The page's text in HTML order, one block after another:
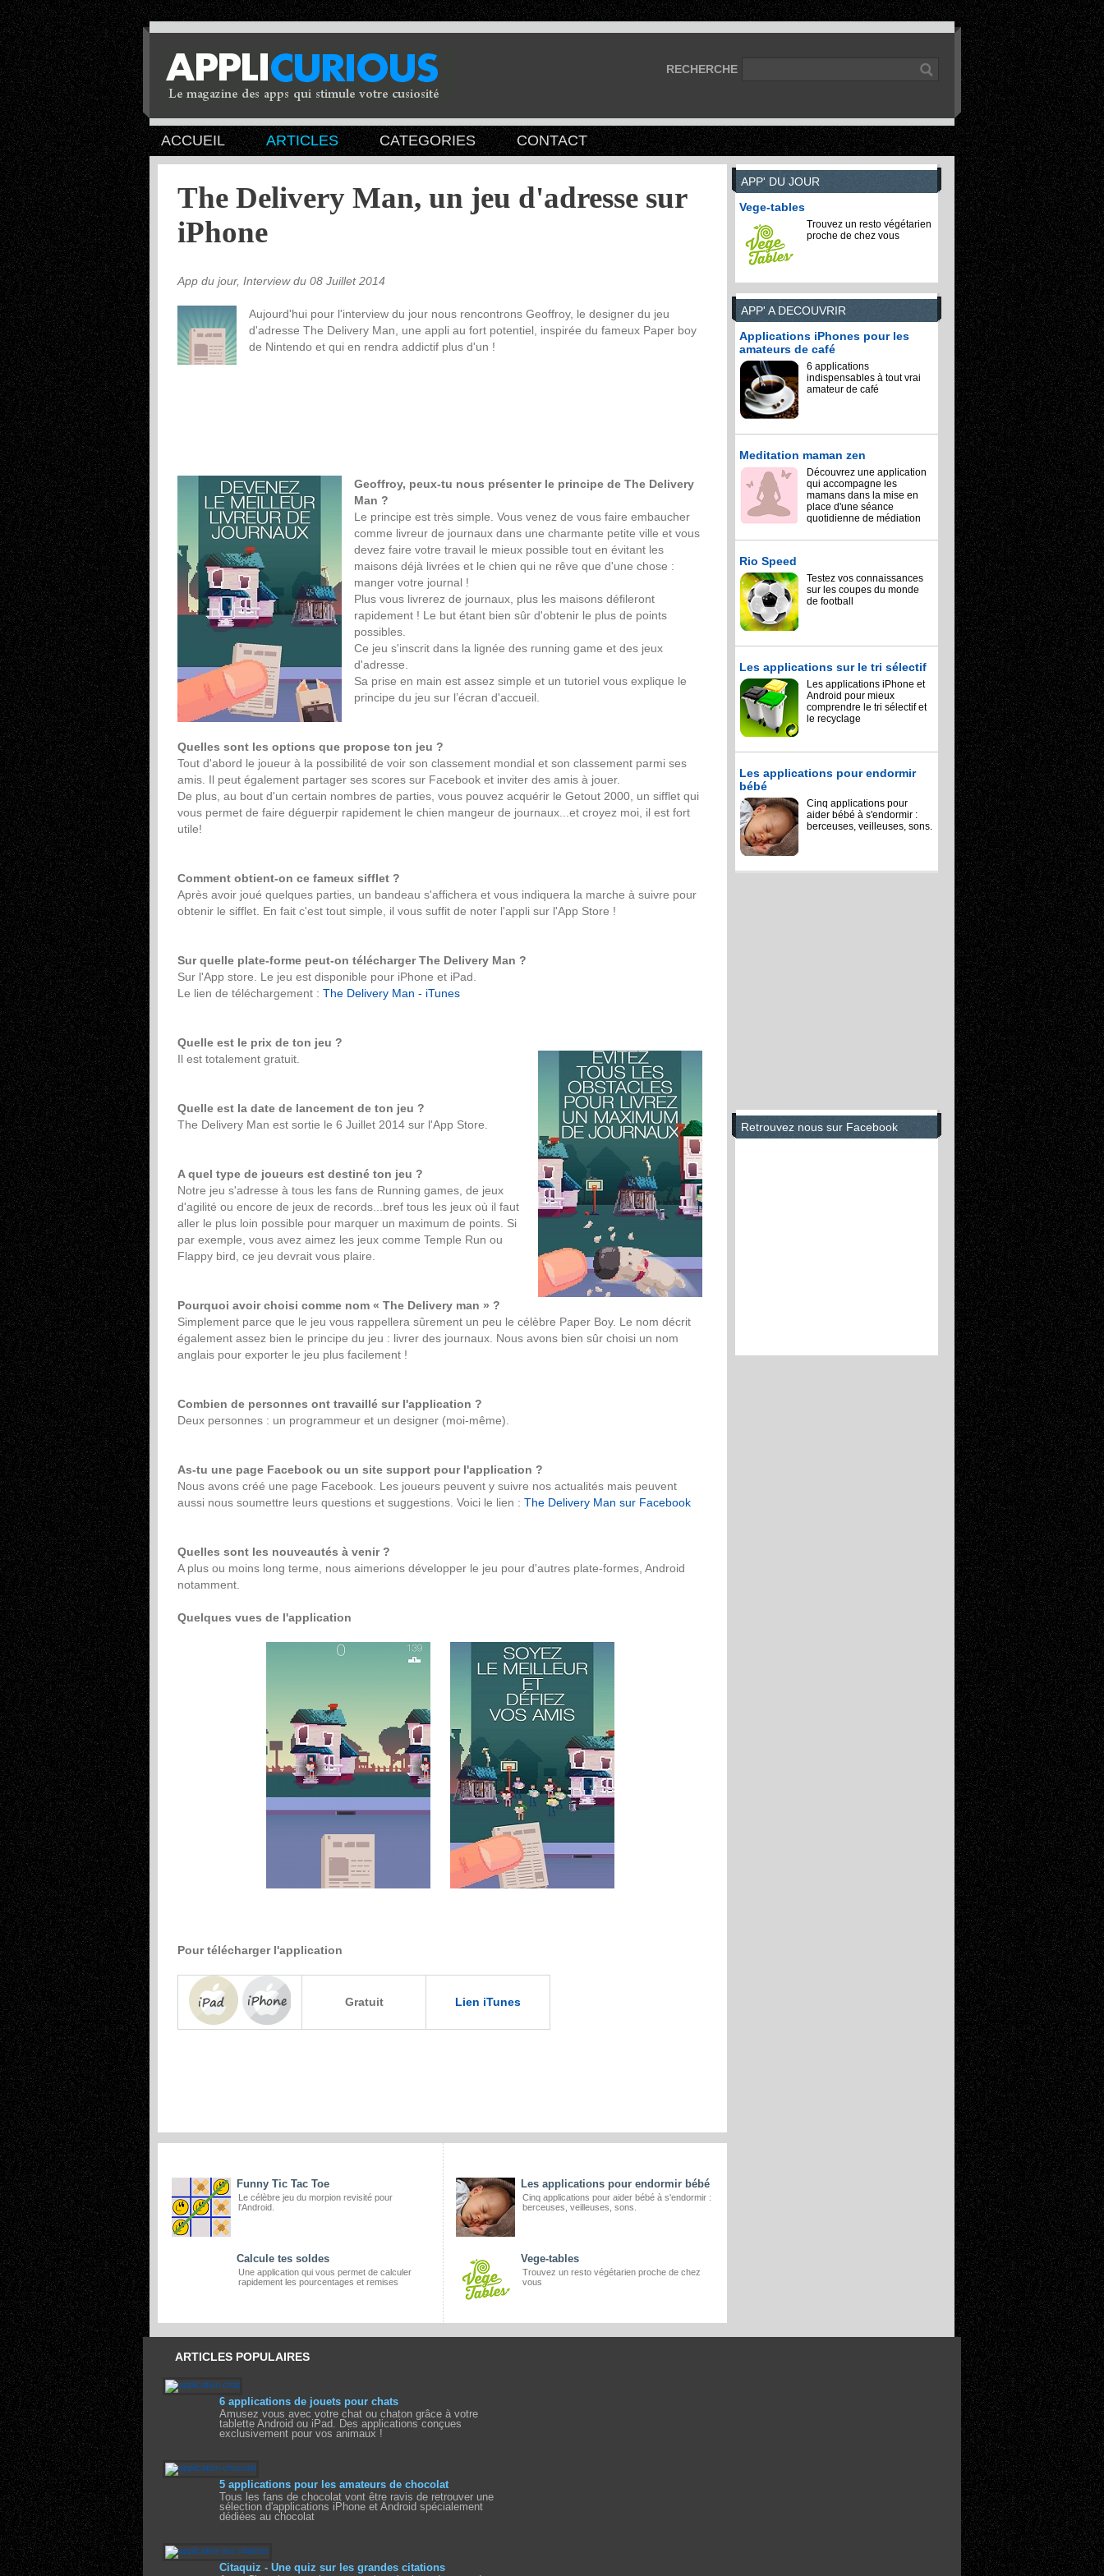
RECHERCHE
ACCUEIL ARTICLES CATEGORIES CONTACT
The Delivery Man, un jeu d'adresse sur
iPhone
App du jour, Interview du 08 Juillet 2014
Aujourd'hui pour l'interview du jour nous rencontrons Geoffroy, le designer du jeu
d'adresse The Delivery Man, une appli au fort potentiel, inspirée du fameux Paper boy
de Nintendo et qui en rendra addictif plus d'un !
Geoffroy, peux-tu nous présenter le principe de The Delivery
Man ?
Le principe est très simple. Vous venez de vous faire embaucher
comme livreur de journaux dans une charmante petite ville et vous
devez faire votre travail le mieux possible tout en évitant les
maisons déjà livrées et le chien qui ne rêve que d'une chose :
manger votre journal !
Plus vous livrerez de journaux, plus les maisons défileront
rapidement ! Le but étant bien sûr d'obtenir le plus de points
possibles.
Ce jeu s'inscrit dans la lignée des running game et des jeux
d'adresse.
Sa prise en main est assez simple et un tutoriel vous explique le
principe du jeu sur l’écran d'accueil.
Quelles sont les options que propose ton jeu ?
Tout d'abord le joueur à la possibilité de voir son classement mondial et son classement parmi ses
amis. Il peut également partager ses scores sur Facebook et inviter des amis à jouer.
De plus, au bout d'un certain nombres de parties, vous pouvez acquérir le Getout 2000, un sifflet qui
vous permet de faire déguerpir rapidement le chien mangeur de journaux...et croyez moi, il est fort
utile!
Comment obtient-on ce fameux sifflet ?
Après avoir joué quelques parties, un bandeau s'affichera et vous indiquera la marche à suivre pour
obtenir le sifflet. En fait c'est tout simple, il vous suffit de noter l'appli sur l'App Store !
Sur quelle plate-forme peut-on télécharger The Delivery Man ?
Sur l'App store. Le jeu est disponible pour iPhone et iPad.
Le lien de téléchargement : The Delivery Man - iTunes
Quelle est le prix de ton jeu ?
Il est totalement gratuit.
Quelle est la date de lancement de ton jeu ?
The Delivery Man est sortie le 6 Juillet 2014 sur l'App Store.
A quel type de joueurs est destiné ton jeu ?
Notre jeu s'adresse à tous les fans de Running games, de jeux
d'agilité ou encore de jeux de records...bref tous les jeux où il faut
aller le plus loin possible pour marquer un maximum de points. Si
par exemple, vous avez aimez les jeux comme Temple Run ou
Flappy bird, ce jeu devrait vous plaire.
Pourquoi avoir choisi comme nom « The Delivery man » ?
Simplement parce que le jeu vous rappellera sûrement un peu le célèbre Paper Boy. Le nom décrit
également assez bien le principe du jeu : livrer des journaux. Nous avons bien sûr choisi un nom
anglais pour exporter le jeu plus facilement !
Combien de personnes ont travaillé sur l'application ?
Deux personnes : un programmeur et un designer (moi-même).
As-tu une page Facebook ou un site support pour l'application ?
Nous avons créé une page Facebook. Les joueurs peuvent y suivre nos actualités mais peuvent
aussi nous soumettre leurs questions et suggestions. Voici le lien : The Delivery Man sur Facebook
Quelles sont les nouveautés à venir ?
A plus ou moins long terme, nous aimerions développer le jeu pour d'autres plate-formes, Android
notamment.
Quelques vues de l'application
Pour télécharger l'application
Gratuit Lien iTunes
Funny Tic Tac Toe
Le célèbre jeu du morpion revisité pour
l'Android.
Les applications pour endormir bébé
Cinq applications pour aider bébé à s'endormir :
berceuses, veilleuses, sons.
Calcule tes soldes
Une application qui vous permet de calculer
rapidement les pourcentages et remises
Vege-tables
Trouvez un resto végétarien proche de chez
vous
APP' DU JOUR
Vege-tables
Trouvez un resto végétarien
proche de chez vous
APP' A DECOUVRIR
Applications iPhones pour les
amateurs de café
6 applications
indispensables à tout vrai
amateur de café
Meditation maman zen
Découvrez une application
qui accompagne les
mamans dans la mise en
place d'une séance
quotidienne de médiation
Rio Speed
Testez vos connaissances
sur les coupes du monde
de football
Les applications sur le tri sélectif
Les applications iPhone et
Android pour mieux
comprendre le tri sélectif et
le recyclage
Les applications pour endormir
bébé
Cinq applications pour
aider bébé à s'endormir :
berceuses, veilleuses, sons.
Retrouvez nous sur Facebook
ARTICLES POPULAIRES
6 applications de jouets pour chats
Amusez vous avec votre chat ou chaton grâce à votre
tablette Android ou iPad. Des applications conçues
exclusivement pour vos animaux !
5 applications pour les amateurs de chocolat
Tous les fans de chocolat vont être ravis de retrouver une
sélection d'applications iPhone et Android spécialement
dédiées au chocolat
Citaquiz - Une quiz sur les grandes citations